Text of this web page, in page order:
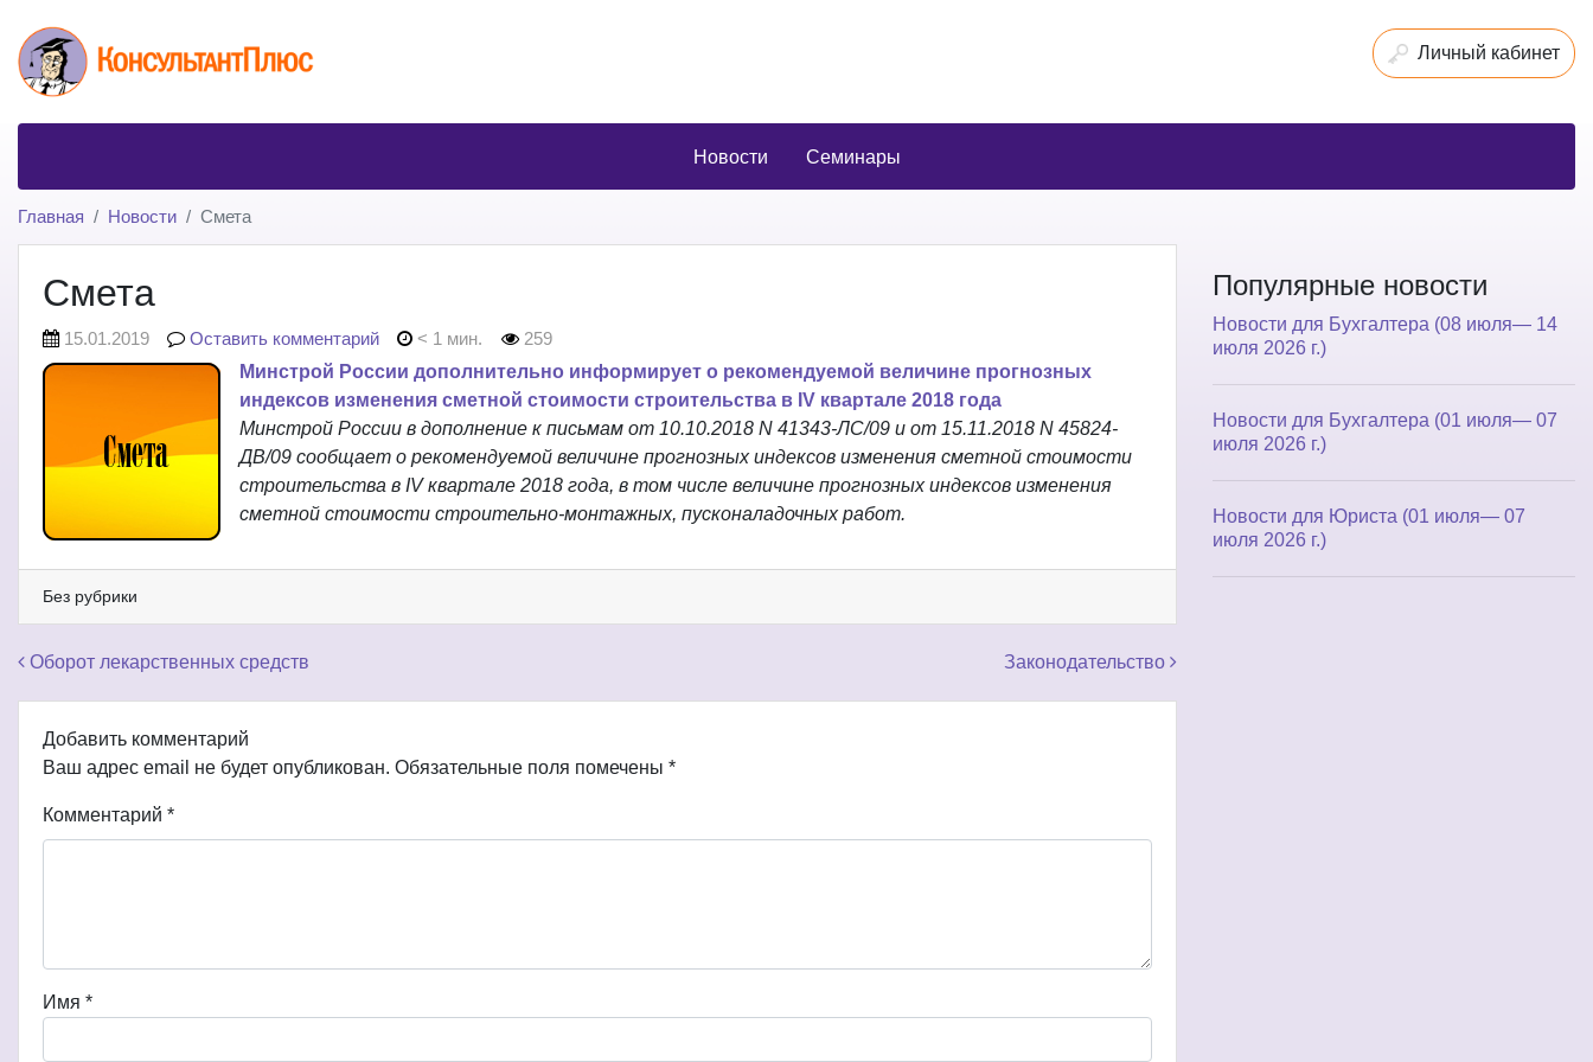
Личный кабинет
Новости Семинары
Главная Новости Смета
Смета
15.01.2019 Оставить комментарий < 1 мин.
259
Минстрой России дополнительно информирует о рекомендуемой величине прогнозных
индексов изменения сметной стоимости строительства в IV квартале 2018 года
Минстрой России в дополнение к письмам от 10.10.2018 N 41343-ЛС/09 и от 15.11.2018 N 45824-
ДВ/09 сообщает о рекомендуемой величине прогнозных индексов изменения сметной стоимости
строительства в IV квартале 2018 года, в том числе величине прогнозных индексов изменения
сметной стоимости строительно-монтажных, пусконаладочных работ.
Без рубрики
Навигация по записям
Оборот лекарственных средств Законодательство
Добавить комментарий
Ваш адрес email не будет опубликован. Обязательные поля помечены *
Комментарий *
Имя *
Популярные новости
Новости для Бухгалтера (08 июля— 14
июля 2026 г.)
Новости для Бухгалтера (01 июля— 07
июля 2026 г.)
Новости для Юриста (01 июля— 07
июля 2026 г.)